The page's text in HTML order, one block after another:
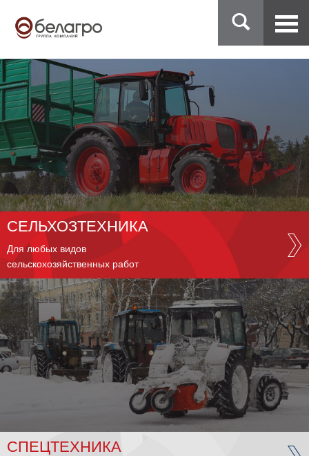
СЕЛЬХОЗТЕХНИКА
Для любых видов
сельскохозяйственных работ
СПЕЦТЕХНИКА